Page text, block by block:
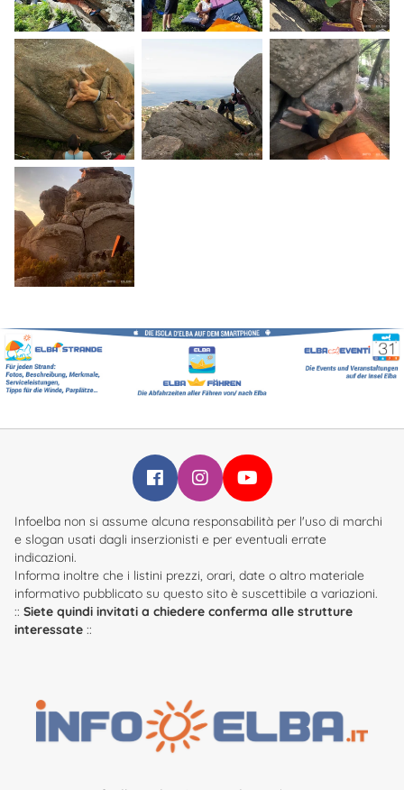
Infoelba su Facebook
Infoelba su Instagram
Infoelba su YouTube
Infoelba non si assume alcuna responsabilità per l'uso di marchi
e slogan usati dagli inserzionisti e per eventuali errate
indicazioni.
Informa inoltre che i listini prezzi, orari, date o altro materiale
informativo pubblicato su questo sito è suscettibile a variazioni.
:: Siete quindi invitati a chiedere conferma alle strutture
interessate ::